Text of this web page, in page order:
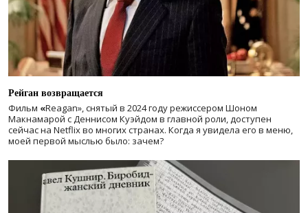
Рейган возвращается
Фильм «Reagan», снятый в 2024 годурежиссером Шоном
Макнамарой с Деннисом Куэйдом в главной роли, доступен
сейчас на Netflix во многих странах. Когда я увидела его в меню,
моей первой мыслью было: зачем?